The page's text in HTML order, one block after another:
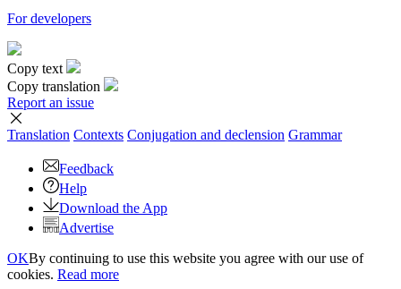
For developers
Copy text
Copy translation
Report an issue
Translation Contexts Conjugation and declension Grammar
Feedback
Help
Download the App
Advertise
OKBy continuing to use this website you agree with our use of
cookies. Read more